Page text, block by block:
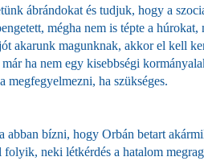
ábrándokat és tudjuk, hogy a
mégha nem is tépte a
akarunk magunknak, akkor el kell
ha nem egy kisebbségi
megfegyelmezni, ha szükséges.
abban bízni, hogy Orbán betart
neki létkérdés a hatalom